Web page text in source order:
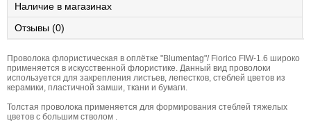
Наличие в магазинах
Отзывы (0)
Проволока флористическая в оплётке "Blumentag"/ Fiorico FIW-1.6 широко
применяется в искусственной флористике. Данный вид проволоки
используется для закрепления листьев, лепестков, стеблей цветов из
керамики, пластичной замши, ткани и бумаги.
Толстая проволока применяется для формирования стеблей тяжелых
цветов с большим стволом .